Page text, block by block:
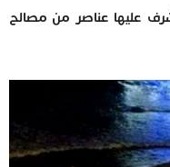
عليها عناصر من مصالح